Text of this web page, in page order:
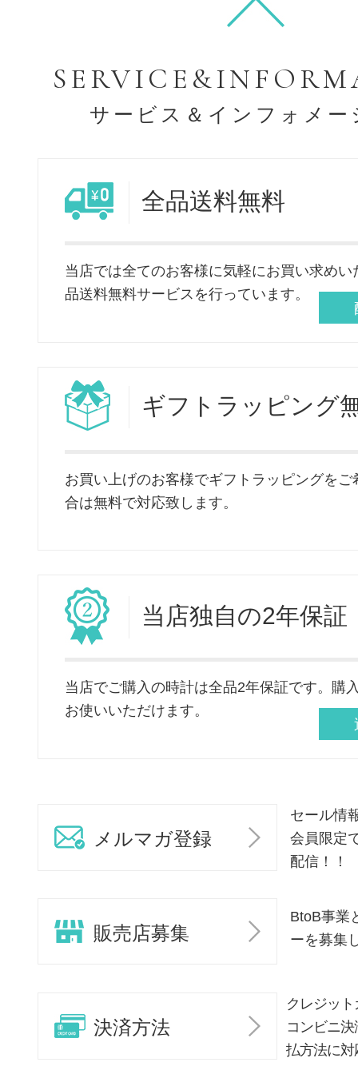
サービス＆インフォメー
全品送料無料
当店では全てのお客様に気軽にお買い求めい
品送料無料サービスを行っています。
ギフト ラッピング
お買い上げのお客様でギフトラッピングをご
合は無料で対応致します。
当店独自の2年保証
当店でご購入の時計は全品2年保証です。購
お使いいただけます。
メルマガ登録
セール情
会員限定
配信！！
販売店募集
BtoB事業
ーを募集
決済方法
クレジッ
コンビニ
払方法に対